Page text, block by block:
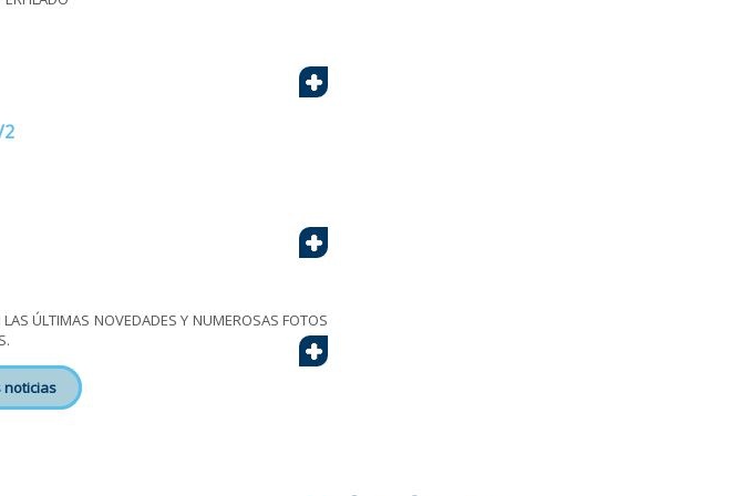
+
+
ÚLTIMAS NOVEDADES Y NUMEROSAS FOTOS
+
noticias